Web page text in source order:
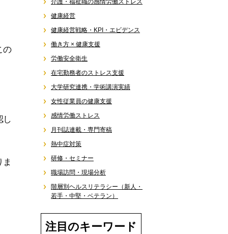
の
し
介護・福祉職の感情労働ストレス
健康経営
健康経営戦略・KPI・エビデンス
働き方 × 健康支援
労働安全衛生
在宅勤務者のストレス支援
大学研究連携・学術講演実績
女性従業員の健康支援
感情労働ストレス
月刊誌連載・専門寄稿
熱中症対策
研修・セミナー
職場訪問・現場分析
階層別ヘルスリテラシー（新人・
若手・中堅・ベテラン）
注目のキーワード